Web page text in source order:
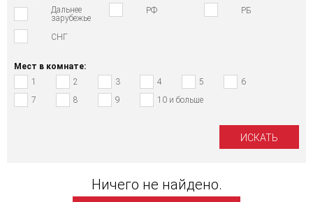
Дальнее
зарубежье
РФ РБ
СНГ
Мест в комнате:
1
2 3 4 5
6
7
8 9 10 и больше
Ничего не найдено.